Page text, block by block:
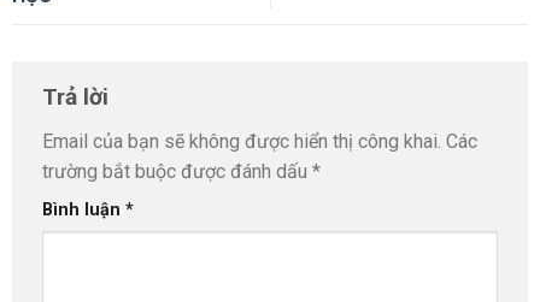
Trả lời
Email của bạn sẽ không được hiển thị công khai. Các
trường bắt buộc được đánh dấu *
Bình luận *